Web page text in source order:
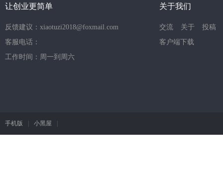
让创业更简单
反馈建议：xiaotuzi2018@foxmail.com
客服电话：
工作时间：周一到周六
关于我们
交流 关于
投稿
客户端下载
手机版 | 小黑屋 |